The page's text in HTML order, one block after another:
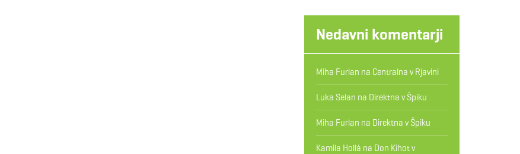
Nedavni komentarji
Miha Furlan na Centralna v Rjavini
Luka Selan na Direktna v Špiku
Miha Furlan na Direktna v Špiku
Kamila Hollá na Don Kihot v